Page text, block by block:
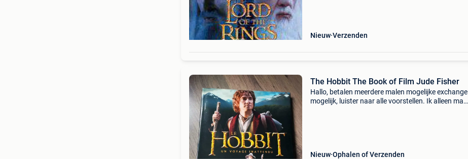
Nieuw Verzenden
The Hobbit The Book of Film Jude Fisher
Hallo, betalen meerdere malen mogelijke exchange
mogelijk, luister naar alle voorstellen. Ik alleen maar
Nieuw Ophalen of Verzenden